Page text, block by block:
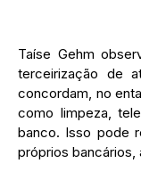
Taíse Gehm
terceirização de
concordam, no
como limpeza,
banco. Isso pode
próprios bancários,